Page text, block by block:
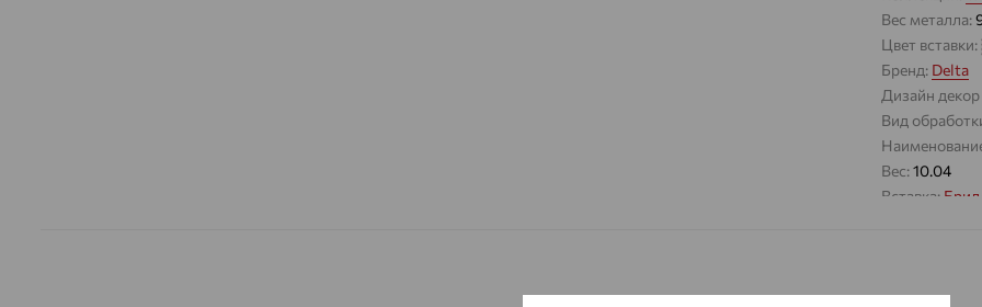
Вес металла:
Цвет вставки:
Бренд: Delta
Дизайн
Вид
Вес:10.04
Вставка:
Металл: